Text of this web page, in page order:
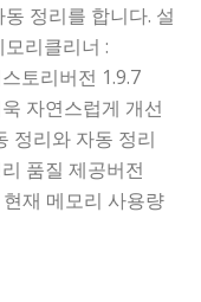
정리를 합니다. 설
리클리너 :
토리버전 1.9.7
자연스럽게 개선
정리와 자동 정리
품질 제공버전
재 메모리 사용량